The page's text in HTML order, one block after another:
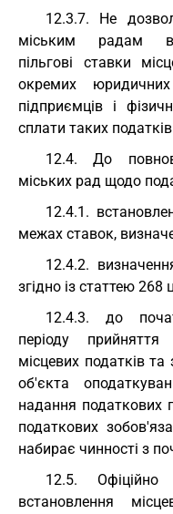
12.3.7. Не
міським радам
пільгові ставки
окремих
підприємців і
сплати таких
12.4. До
міських рад щодо
12.4.1.
межах ставок,
12.4.2.
згідно із статтею 268
12.4.3. до
періоду
місцевих податків та
об'єкта
надання податкових
податкових
набирає чинності з
12.5.
встановлення